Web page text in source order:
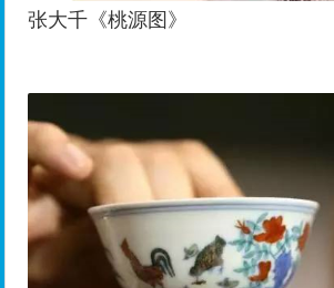
张大千《桃源图》